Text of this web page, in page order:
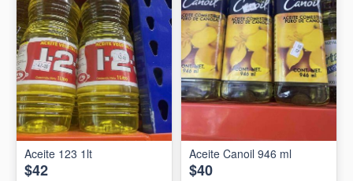
Aceite 123 1lt
$42
Aceite Canoil 946 ml
$40